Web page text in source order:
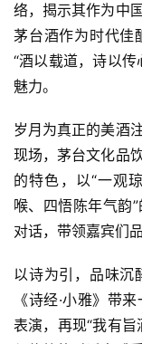
首
页
络，揭示其作为中
茅台酒作为时代佳
“酒以载道，诗以
魅力。
岁月为真正的美酒
现场，茅台文化品
的特色，以“一观
喉、四悟陈年气韵
对话，带领嘉宾们
以诗为引，品味沉
《诗经·小雅》带
表演，再现“我有